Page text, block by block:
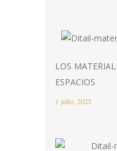
LOS
ESPACIOS
1 julio, 2025